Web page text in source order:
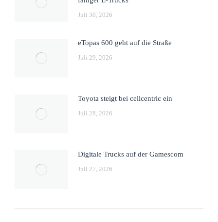
Juli 30, 2026
eTopas 600 geht auf die Straße
Juli 29, 2026
Toyota steigt bei cellcentric ein
Juli 28, 2026
Digitale Trucks auf der Gamescom
Juli 27, 2026